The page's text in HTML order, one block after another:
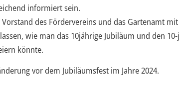
informiert sein.
des Fördervereins und das Gartenamt
wie man das 10jährige Jubiläum und den
könnte.
vor dem Jubiläumsfest im Jahre 2024.